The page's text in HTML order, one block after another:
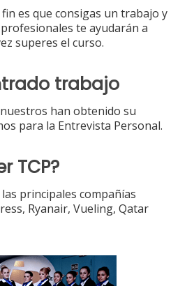
es que consigas un trabajo y
te ayudarán a
superes el curso.
trabajo
han obtenido su
para la Entrevista Personal.
TCP?
principales compañías
Ryanair, Vueling, Qatar